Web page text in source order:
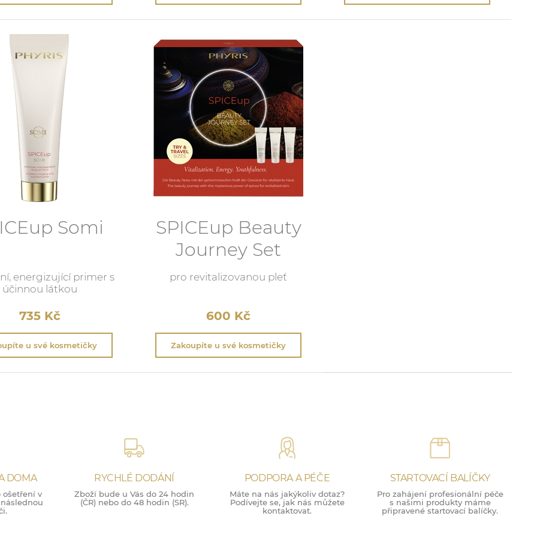
Somi
energizující primer s
účinnou látkou
735 Kč
u své kosmetičky
SPICEup Beauty
Journey Set
pro revitalizovanou pleť
600 Kč
Zakoupíte u své kosmetičky
DOMA
v
RYCHLÉ DODÁNÍ
Zboží bude u Vás do 24 hodin
(ČR) nebo do 48 hodin (SR).
PODPORA A PÉČE
Máte na nás jakýkoliv dotaz?
Podívejte se, jak nás můžete
kontaktovat.
STARTOVACÍ BALÍČKY
Pro zahájení profesionální péče
s našimi produkty máme
připravené startovací balíčky.